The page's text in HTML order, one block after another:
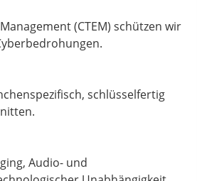
(CTEM) schützen wir
schlüsselfertig
Audio- und